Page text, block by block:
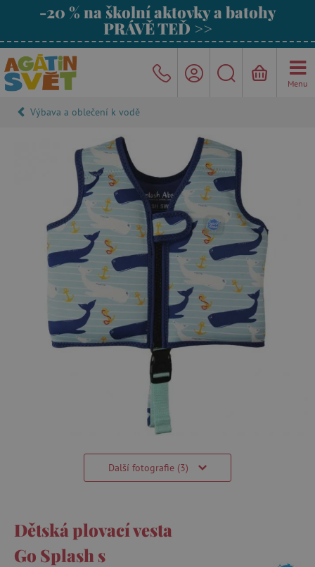
-20 % na školní aktovky a batohy
PRÁVĚ TEĎ >>
Menu
Výbava a oblečení k vodě
Další fotografie (3)
Dětská plovací vesta
Go Splash s